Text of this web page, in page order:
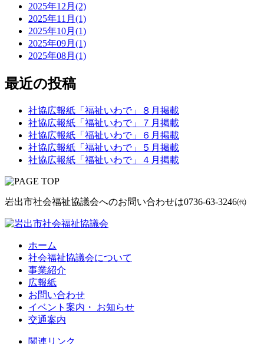
2025年12月(2)
2025年11月(1)
2025年10月(1)
2025年09月(1)
2025年08月(1)
最近の投稿
社協広報紙「福祉いわで」８月掲載
社協広報紙「福祉いわで」７月掲載
社協広報紙「福祉いわで」６月掲載
社協広報紙「福祉いわで」５月掲載
社協広報紙「福祉いわで」４月掲載
岩出市社会福祉協議会へのお問い合わせは0736-63-3246㈹
ホーム
社会福祉協議会について
事業紹介
広報紙
お問い合わせ
イベント案内・ お知らせ
交通案内
関連リンク